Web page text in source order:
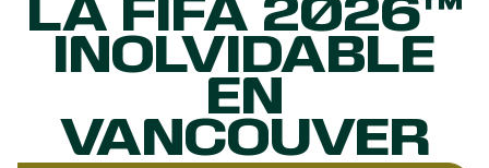
LA FIFA 2026™
INOLVIDABLE
EN
VANCOUVER